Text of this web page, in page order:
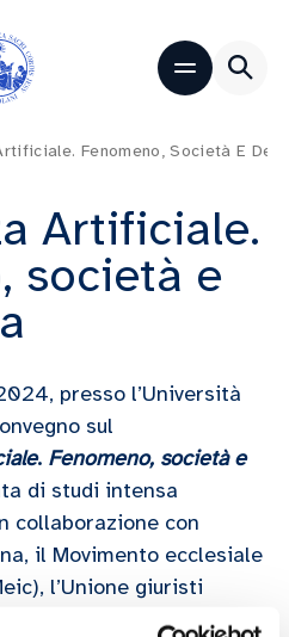
Fenomeno, Società E
Artificiale.
società e
presso l’Università
sul
. Fenomeno, società e
di studi intensa
collaborazione con
il Movimento ecclesiale
l’Unione giuristi
il comitato promotore